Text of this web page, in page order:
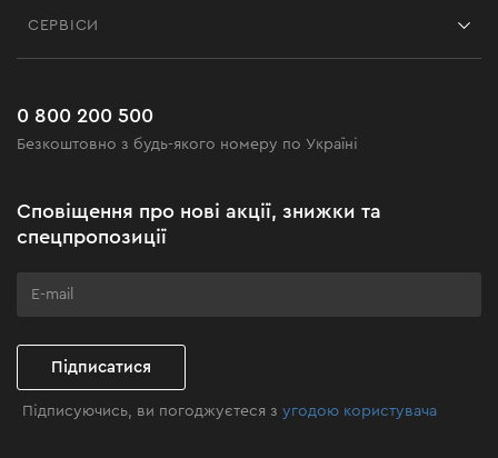
Чорна п'ятниця
Клуб майстерності
Поширені запитання
СЕРВІСИ
0 800 200 500
Безкоштовно з будь-якого номеру по Україні
Сповіщення про нові акції, знижки та
спецпропозиції
Підписатися
Підписуючись, ви погоджуєтеся зугодою користувача